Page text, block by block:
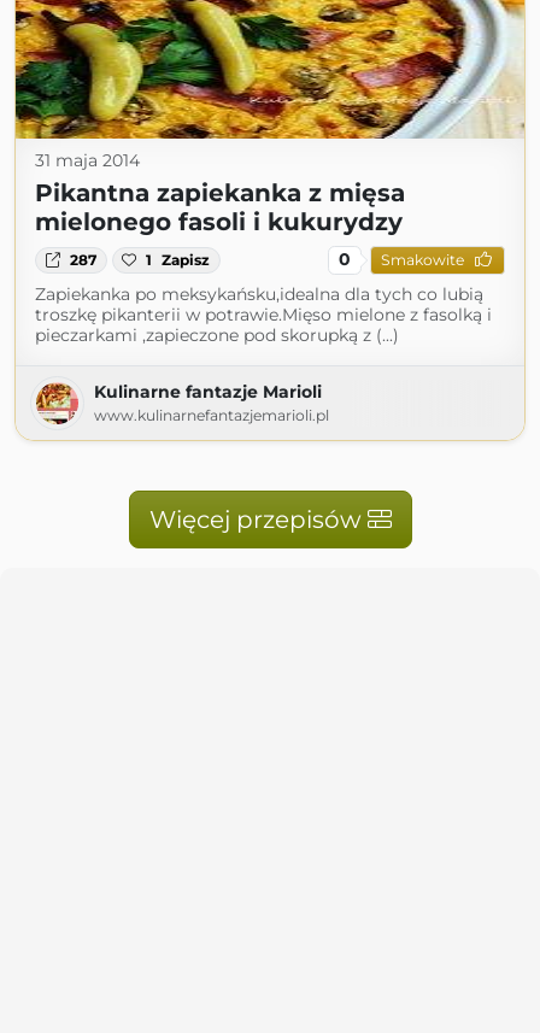
31 maja 2014
Pikantna zapiekanka z mięsa
mielonego fasoli i kukurydzy
287 1 Zapisz 0 Smakowite
Zapiekanka po meksykańsku,idealna dla tych co lubią
troszkę pikanterii w potrawie.Mięso mielone z fasolką i
pieczarkami ,zapieczone pod skorupką z (...)
Kulinarne fantazje Marioli
www.kulinarnefantazjemarioli.pl
Więcej przepisów